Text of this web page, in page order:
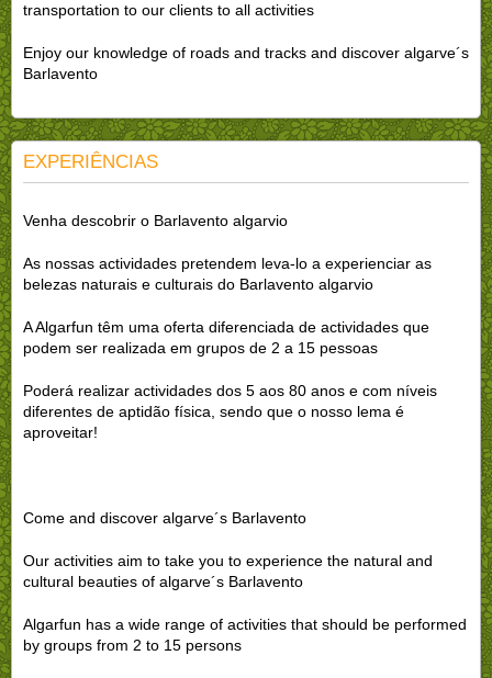
transportation to our clients to all activities
Enjoy our knowledge of roads and tracks and discover algarve´s
Barlavento
EXPERIÊNCIAS
Venha descobrir o Barlavento algarvio
As nossas actividades pretendem leva-lo a experienciar as
belezas naturais e culturais do Barlavento algarvio
A Algarfun têm uma oferta diferenciada de actividades que
podem ser realizada em grupos de 2 a 15 pessoas
Poderá realizar actividades dos 5 aos 80 anos e com níveis
diferentes de aptidão física, sendo que o nosso lema é
aproveitar!
Come and discover algarve´s Barlavento
Our activities aim to take you to experience the natural and
cultural beauties of algarve´s Barlavento
Algarfun has a wide range of activities that should be performed
by groups from 2 to 15 persons